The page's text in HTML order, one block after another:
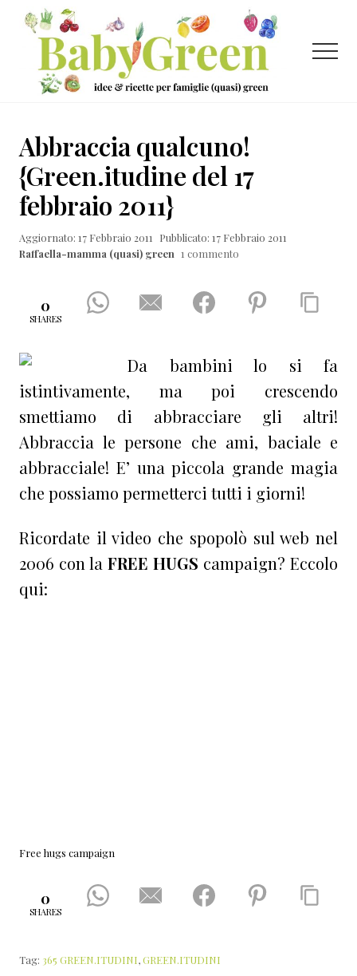
Menu
Passa
contenuto
principale
Passa
laterale
primaria
Passa
ricette
per
famiglie
(quasi)
green
Menu
Abbraccia qualcuno!
{Green.itudine del 17
febbraio 2011}
Aggiornato: 17 Febbraio 2011
Pubblicato: 17 Febbraio 2011
Raffaella-mamma (quasi) green 1 commento
0
SHARES
Da bambini lo si fa
istintivamente, ma poi crescendo
smettiamo di abbracciare gli altri!
Abbraccia le persone che ami, baciale e
abbracciale! E’ una piccola grande magia
che possiamo permetterci tutti i giorni!
Ricordate il video che spopolò sul web nel
2006 con la FREE HUGS campaign? Eccolo
qui:
Free hugs campaign
0
SHARES
Tag: 365 GREEN.ITUDINI,GREEN.ITUDINI